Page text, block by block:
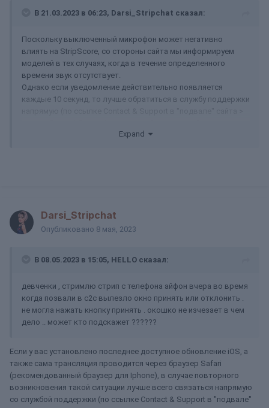
В 21.03.2023 в 06:23, Darsi_Stripchat сказал:
Поскольку выключенный микрофон может негативно
влиять на StripScore, со стороны сайта мы информируем
моделей в тех случаях, когда в течение определенного
времени звук отсутствует.
Однако если уведомление действительно появляется
каждые 10 секунд, то лучше обратиться в службу поддержки
либо по эл.почте help@stripchat.com) и проверить
Expand
Darsi_Stripchat
Опубликовано 8 мая, 2023
В 08.05.2023 в 15:05, HELLO сказал:
девченки , стримлю стрип с телефона айфон вчера во время
когда позвали в с2с вылезло окно принять или отклонить .
не могла нажать кнопку принять . окошко не изчезает в чем
дело .. может кто подскажет ??????
Если у вас установлено последнее доступное обновление iOS, а
также сама трансляция проводится через браузер Safari
(рекомендованный браузер для Iphone), в случае повторного
возникновения такой ситуации лучше всего связаться напрямую
со службой поддержки (по ссылке Contact & Support в "подвале"